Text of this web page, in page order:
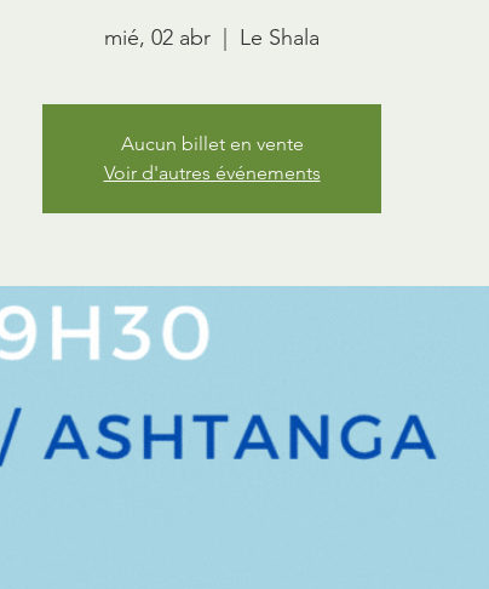
mié, 02 abr Le Shala
Aucun billet en vente
Voir d'autres événements